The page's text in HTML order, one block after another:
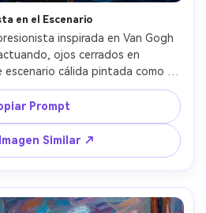
en el Escenario
inspirada en Van Gogh
ojos cerrados en
escenario cálida pintada como
azules y rojos giratorios, veta
sugerida con pinceladas
en pliegues de chaqueta,
ritmo dinámico de pincelada,
de bellas artes, lente 85mm,
de campo --ar 4:5
Prompt
Similar ↗